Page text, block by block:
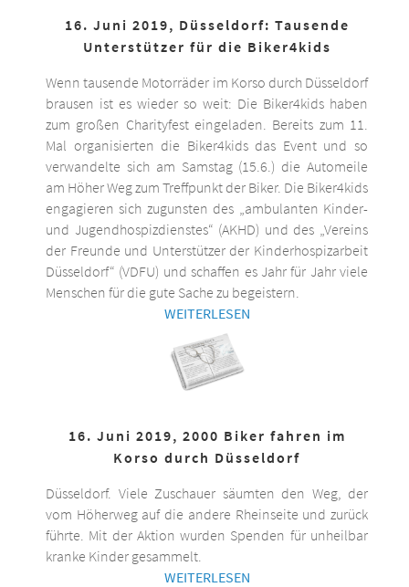
16. Juni 2019, Düsseldorf: Tausende
Unterstützer für die Biker4kids
Wenn tausende Motorräder im Korso durch Düsseldorf
brausen ist es wieder so weit: Die Biker4kids haben
zum großen Charityfest eingeladen. Bereits zum 11.
Mal organisierten die Biker4kids das Event und so
verwandelte sich am Samstag (15.6.) die Automeile
am Höher Weg zum Treffpunkt der Biker. Die Biker4kids
engagieren sich zugunsten des „ambulanten Kinder-
und Jugendhospizdienstes“ (AKHD) und des „Vereins
der Freunde und Unterstützer der Kinderhospizarbeit
Düsseldorf“ (VDFU) und schaffen es Jahr für Jahr viele
Menschen für die gute Sache zu begeistern.
WEITERLESEN
16. Juni 2019, 2000 Biker fahren im
Korso durch Düsseldorf
Düsseldorf. Viele Zuschauer säumten den Weg, der
vom Höherweg auf die andere Rheinseite und zurück
führte. Mit der Aktion wurden Spenden für unheilbar
kranke Kinder gesammelt.
WEITERLESEN